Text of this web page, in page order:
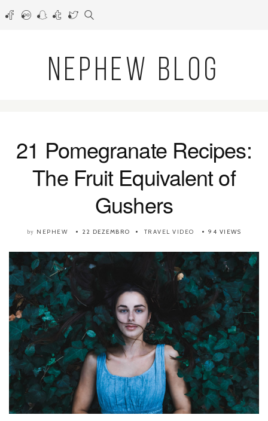
NEPHEW BLOG
21 Pomegranate Recipes:
The Fruit Equivalent of
Gushers
by NEPHEW 22 DEZEMBRO TRAVEL VIDEO 94 VIEWS